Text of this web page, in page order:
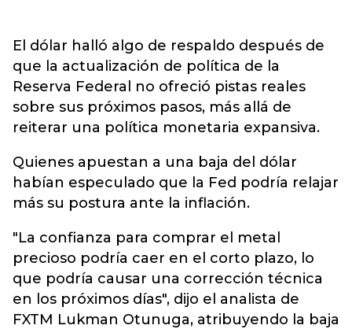
El dólar halló algo de respaldo después de
que la actualización de política de la
Reserva Federal no ofreció pistas reales
sobre sus próximos pasos, más allá de
reiterar una política monetaria expansiva.
Quienes apuestan a una baja del dólar
habían especulado que la Fed podría relajar
más su postura ante la inflación.
"La confianza para comprar el metal
precioso podría caer en el corto plazo, lo
que podría causar una corrección técnica
en los próximos días", dijo el analista de
FXTM Lukman Otunuga, atribuyendo la baja